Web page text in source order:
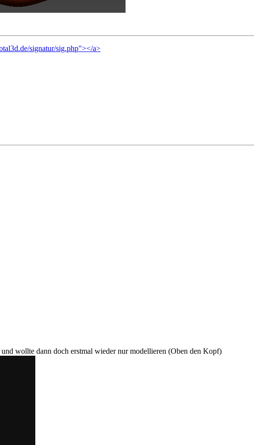
signatur/sig.php"></a>
wollte dann doch erstmal wieder nur modellieren (Oben den Kopf)